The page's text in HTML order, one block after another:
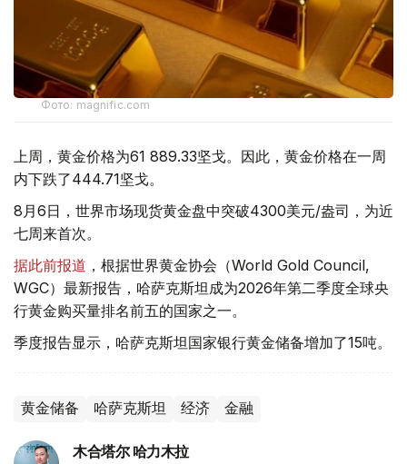
Фото: magnific.com
上周，黄金价格为61 889.33坚戈。因此，黄金价格在一周
内下跌了444.71坚戈。
8月6日，世界市场现货黄金盘中突破4300美元/盎司，为近
七周来首次。
据此前报道 ，根据世界黄金协会（World Gold Council,
WGC）最新报告，哈萨克斯坦成为2026年第二季度全球央
行黄金购买量排名前五的国家之一。
季度报告显示，哈萨克斯坦国家银行黄金储备增加了15吨。
黄金储备 哈萨克斯坦 经济 金融
木合塔尔 哈力木拉